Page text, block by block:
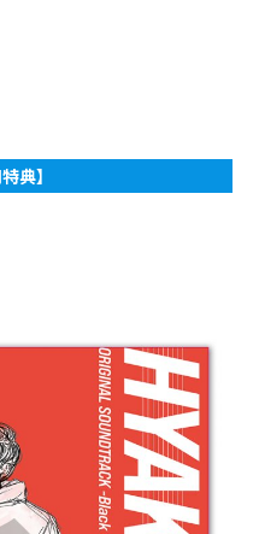
典】